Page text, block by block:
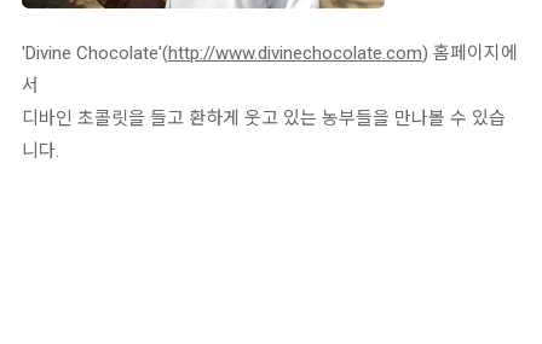
'Divine Chocolate'(http://www.divinechocolate.com) 홈페이지에
서
디바인 초콜릿을 들고 환하게 웃고 있는 농부들을 만나볼 수 있습
니다.